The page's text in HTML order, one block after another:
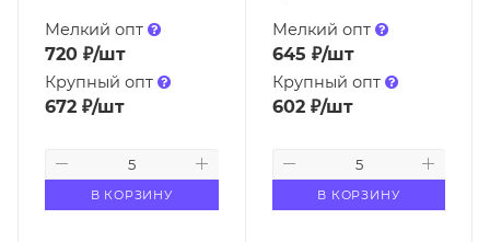
Мелкий опт
720 ₽/шт
Крупный опт
672 ₽/шт
В КОРЗИНУ
Мелкий опт
645 ₽/шт
Крупный опт
602₽/шт
В КОРЗИНУ